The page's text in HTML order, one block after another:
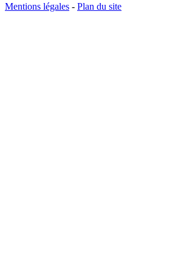
Mentions légales - Plan du site